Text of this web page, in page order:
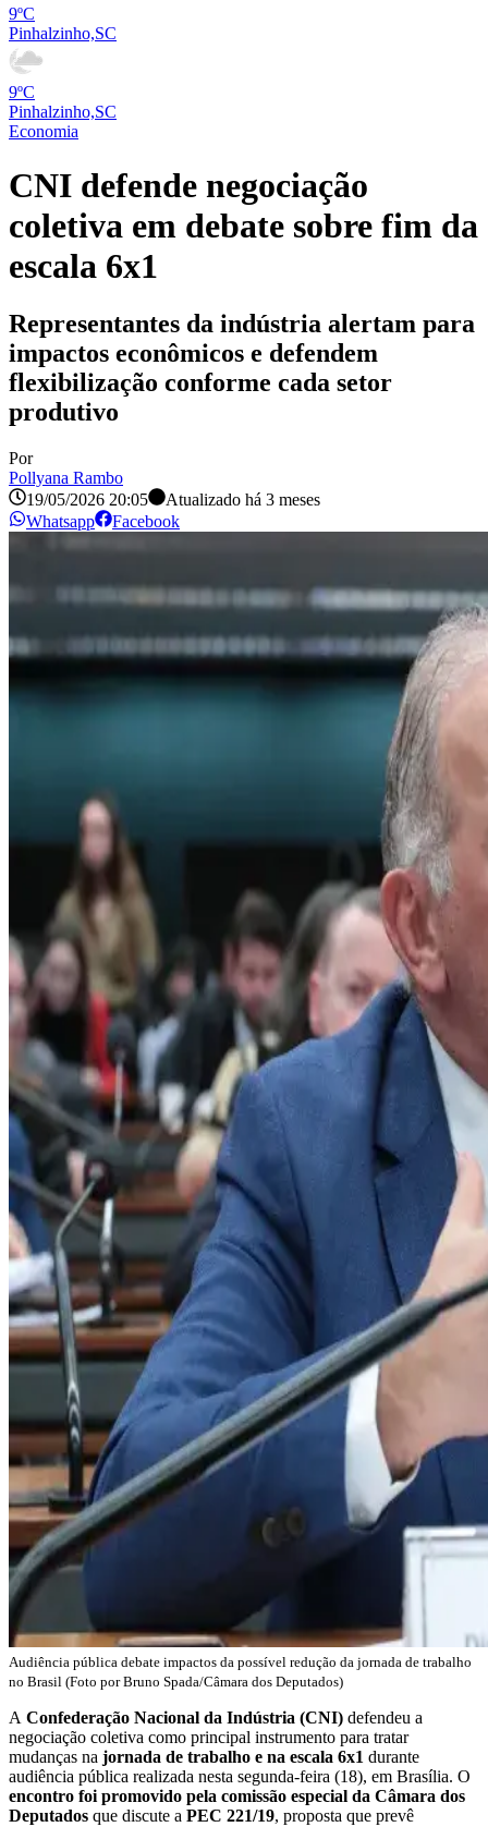
9ºC
Pinhalzinho,SC
9ºC
Pinhalzinho,SC
Economia
CNI defende negociação
coletiva em debate sobre fim da
escala 6x1
Representantes da indústria alertam para
impactos econômicos e defendem
flexibilização conforme cada setor
produtivo
Por
Pollyana Rambo
19/05/2026 20:05
Atualizado há 3 meses
Whatsapp
Facebook
Audiência pública debate impactos da possível redução da jornada de trabalho
no Brasil (Foto por Bruno Spada/Câmara dos Deputados)
A Confederação Nacional da Indústria (CNI) defendeu a
negociação coletiva como principal instrumento para tratar
mudanças na jornada de trabalho e na escala 6x1 durante
audiência pública realizada nesta segunda-feira (18), em Brasília. O
encontro foi promovido pela comissão especial da Câmara dos
Deputados que discute a PEC 221/19, proposta que prevê